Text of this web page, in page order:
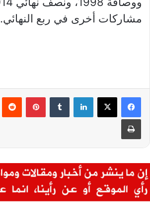
مشاركات أخرى في ربع النهائي.
لينكدإن بينتيريست
طباعة